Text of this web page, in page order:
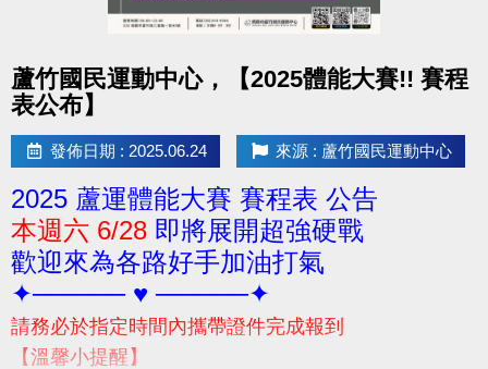
蘆竹國民運動中心，【2025體能大賽!! 賽程
表公布】
發佈日期 : 2025.06.24 來源 : 蘆竹國民運動中心
2025 蘆運體能大賽 賽程表 公告
本週六 6/28 即將展開超強硬戰
歡迎來為各路好手加油打氣
✦───── ♥ ─────✦
請務必於指定時間內攜帶證件完成報到
【溫馨小提醒】